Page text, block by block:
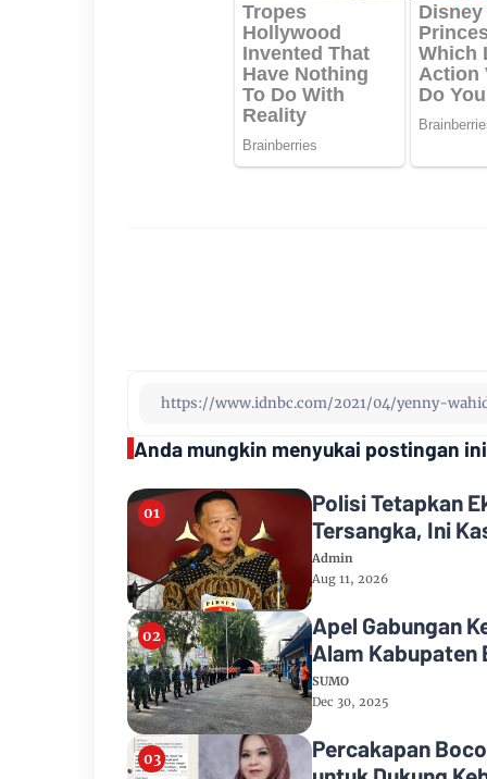
Anda mungkin menyukai postingan ini
Polisi Tetapkan
Tersangka, Ini
Admin
Aug 11, 2026
Apel Gabungan
Alam Kabupaten
SUMO
Dec 30, 2025
Percakapan